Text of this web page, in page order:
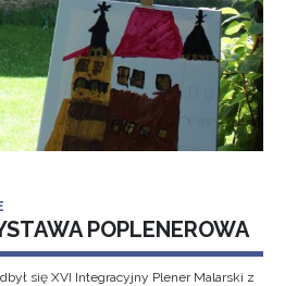
POPLENEROWA
się XVI Integracyjny Plener Malarski z